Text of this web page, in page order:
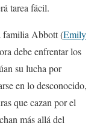
tarea fácil.
familia Abbott (Emily
debe enfrentar los
su lucha por
en lo desconocido,
que cazan por el
más allá del